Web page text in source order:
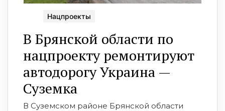
Нацпроекты
В Брянской области по
нацпроекту ремонтируют
автодорогу Украина —
Суземка
В Суземском районе Брянской области